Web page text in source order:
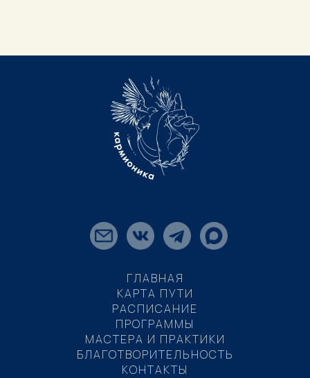
ГЛАВНАЯ
КАРТА ПУТИ
РАСПИСАНИЕ
ПРОГРАММЫ
МАСТЕРА И ПРАКТИКИ
БЛАГОТВОРИТЕЛЬНОСТЬ
КОНТАКТЫ